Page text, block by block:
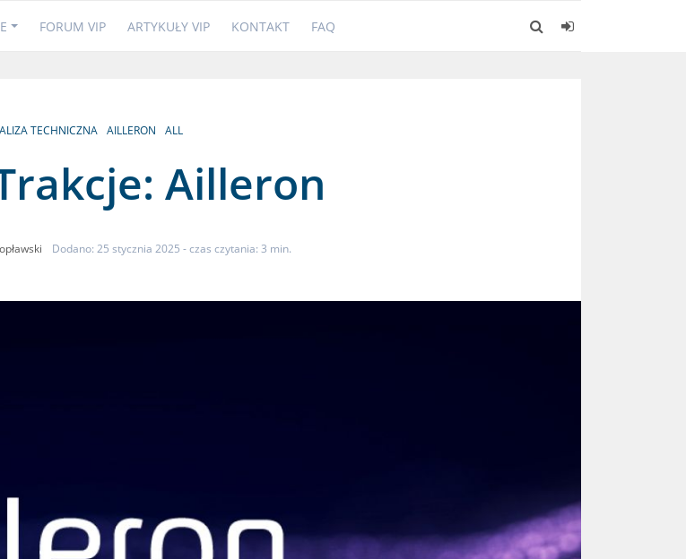
FORUM VIP ARTYKUŁY VIP KONTAKT FAQ
TECHNICZNA AILLERON ALL
Ailleron
Dodano: 25 stycznia 2025 - czas czytania: 3 min.